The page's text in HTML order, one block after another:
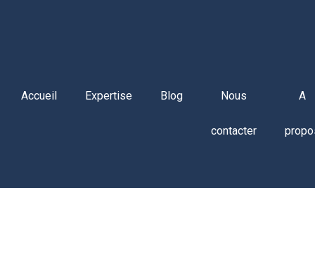
Accueil Expertise Blog Nous
contacter
A